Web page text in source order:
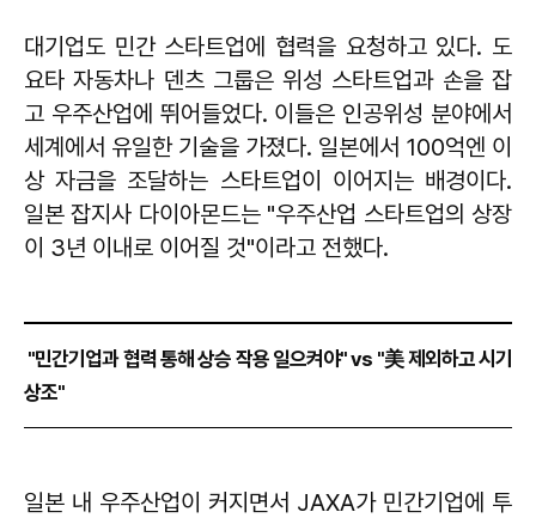
대기업도 민간 스타트업에 협력을 요청하고 있다. 도
요타 자동차나 덴츠 그룹은 위성 스타트업과 손을 잡
고 우주산업에 뛰어들었다. 이들은 인공위성 분야에서
세계에서 유일한 기술을 가졌다. 일본에서 100억엔 이
상 자금을 조달하는 스타트업이 이어지는 배경이다.
일본 잡지사 다이아몬드는 "우주산업 스타트업의 상장
이 3년 이내로 이어질 것"이라고 전했다.
"민간기업과 협력 통해 상승 작용 일으켜야" vs "美 제외하고 시기
상조"
일본 내 우주산업이 커지면서 JAXA가 민간기업에 투